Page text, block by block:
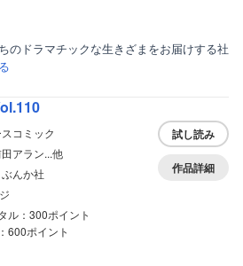
のドラマチックな生きざまをお届けする社
コミック
アラン...他
んか社
ル：300ポイント
600ポイント
試し読み
作品詳細